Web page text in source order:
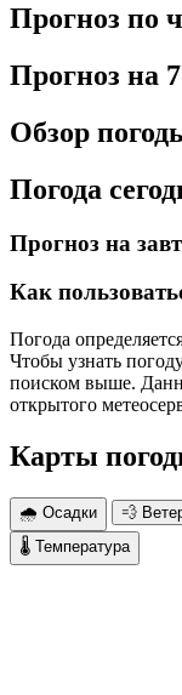
Прогноз по
Прогноз на
Обзор
Погода
Прогноз на
Как
Погода
Чтобы узнать
поиском выше.
открытого
Карты
🌧 Осадки 💨
🌡 Температура